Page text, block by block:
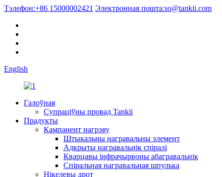
Тэлефон:+86 15000002421 Электронная пошта:so@tankii.com
English
Галоўная
Супраціўны провад Tankii
Прадукты
Кампанент нагрэву
Штыкальны награвальны элемент
Адкрыты награвальнік спіралі
Кварцавы інфрачырвоны абагравальнік
Спіральная награвальная шпулька
Нікелевы дрот